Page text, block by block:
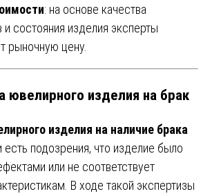
: на основе качества
и состояния изделия эксперты
рыночную цену.
ювелирного изделия на брак
изделия на наличие брака
есть подозрения, что изделие было
или не соответствует
В ходе такой экспертизы